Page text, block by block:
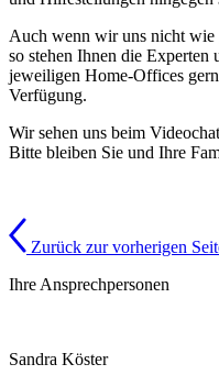
Auch wenn wir uns nicht wie
so stehen Ihnen die
jeweiligen Home-Offices
Verfügung.
Wir sehen uns beim
Bitte bleiben Sie und Ihre
Zurück zur vorherigen
Ihre Ansprechpersonen
Sandra Köster